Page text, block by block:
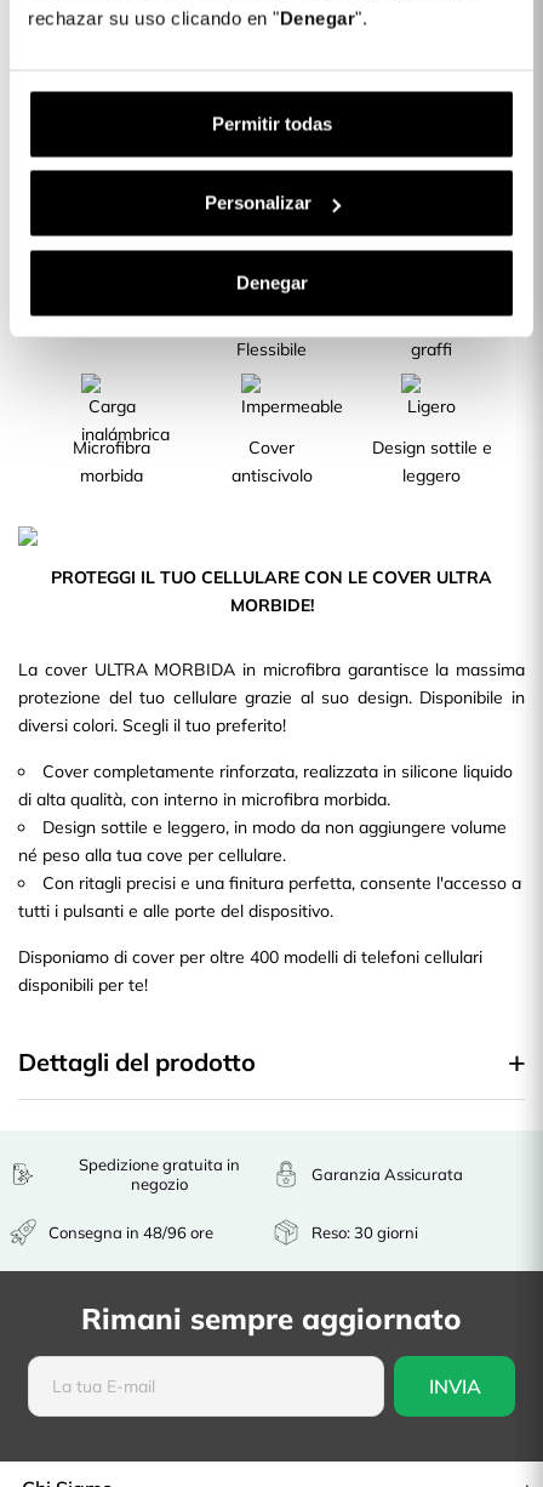
rechazar su uso clicando en "Denegar".
Permitir todas
Personalizar
Denegar
CARATTERISTICHE DEL PRODOTTO
Silicone
Flessibile
Resiste a urti e
graffi
Microfibra
morbida
Cover
antiscivolo
Design sottile e
leggero
PROTEGGI IL TUO CELLULARE CON LE COVER ULTRA
MORBIDE!
La cover ULTRA MORBIDA in microfibra garantisce la massima
protezione del tuo cellulare grazie al suo design. Disponibile in
diversi colori. Scegli il tuo preferito!
Cover completamente rinforzata, realizzata in silicone liquido
di alta qualità, con interno in microfibra morbida.
Design sottile e leggero, in modo da non aggiungere volume
né peso alla tua cove per cellulare.
Con ritagli precisi e una finitura perfetta, consente l'accesso a
tutti i pulsanti e alle porte del dispositivo.
Disponiamo di cover per oltre 400 modelli di telefoni cellulari
disponibili per te!
Dettagli del prodotto
Spedizione gratuita in
negozio
Consegna in 48/96 ore
Garanzia Assicurata
Reso: 30 giorni
Rimani sempre aggiornato